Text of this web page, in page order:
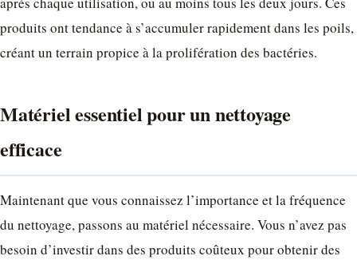
produits ont tendance à s’accumuler rapidement dans les poils,
créant un terrain propice à la prolifération des bactéries.
Matériel essentiel pour un nettoyage
efficace
Maintenant que vous connaissez l’importance et la fréquence
du nettoyage, passons au matériel nécessaire. Vous n’avez pas
besoin d’investir dans des produits coûteux pour obtenir des